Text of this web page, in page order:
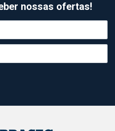
nossas ofertas!